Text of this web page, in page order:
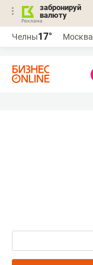
забронируй
валюту
Челны17° Москва